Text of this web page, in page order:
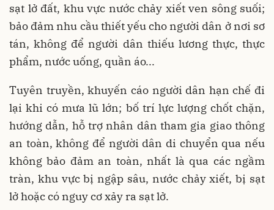
sạt lở đất, khu vực nước chảy xiết ven sông suối;
bảo đảm nhu cầu thiết yếu cho người dân ở nơi sơ
tán, không để người dân thiếu lương thực, thực
phẩm, nước uống, quần áo...
Tuyên truyền, khuyến cáo người dân hạn chế đi
lại khi có mưa lũ lớn; bố trí lực lượng chốt chặn,
hướng dẫn, hỗ trợ nhân dân tham gia giao thông
an toàn, không để người dân di chuyển qua nếu
không bảo đảm an toàn, nhất là qua các ngầm
tràn, khu vực bị ngập sâu, nước chảy xiết, bị sạt
lở hoặc có nguy cơ xảy ra sạt lở.